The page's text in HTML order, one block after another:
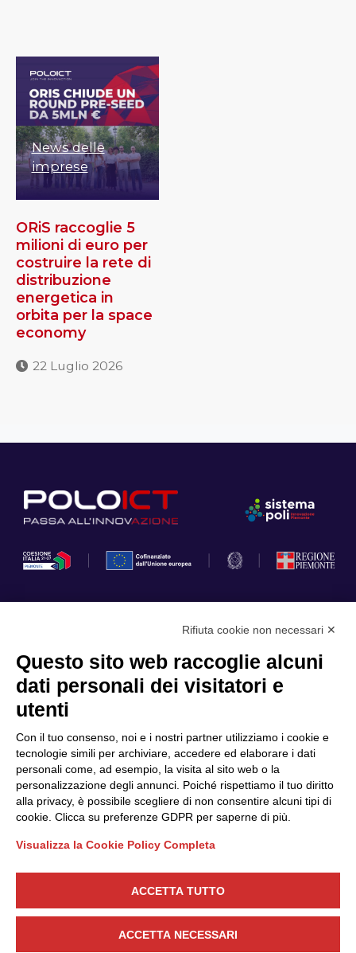
News delle
imprese
ORiS raccoglie 5
milioni di euro per
costruire la rete di
distribuzione
energetica in
orbita per la space
economy
22 Luglio 2026
Cookie Policy
Scopri il Polo
Partner
Finanziamenti e bandi
Internazionalizzazione
News & Eventi
Privacy
Seguici
CONTATTACI
Rifiuta cookie non necessari ✕
Questo sito web raccoglie alcuni
dati personali dei visitatori e
utenti
Con il tuo consenso, noi e i nostri partner utilizziamo i cookie e
tecnologie simili per archiviare, accedere ed elaborare i dati
personali come, ad esempio, la visita al sito web o la
personalizzazione degli annunci. Poiché rispettiamo il tuo diritto
alla privacy, è possibile scegliere di non consentire alcuni tipi di
cookie. Clicca su preferenze GDPR per saperne di più.
Visualizza la Cookie Policy Completa
ACCETTA TUTTO
ACCETTA NECESSARI